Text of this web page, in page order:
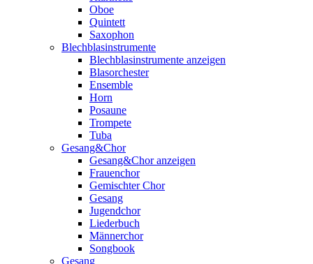
Oboe
Quintett
Saxophon
Blechblasinstrumente
Blechblasinstrumente anzeigen
Blasorchester
Ensemble
Horn
Posaune
Trompete
Tuba
Gesang&Chor
Gesang&Chor anzeigen
Frauenchor
Gemischter Chor
Gesang
Jugendchor
Liederbuch
Männerchor
Songbook
Gesang